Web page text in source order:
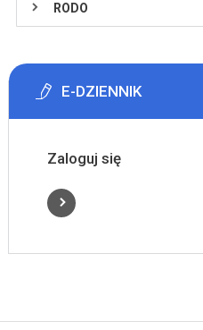
RODO
E-DZIENNIK
Zaloguj się